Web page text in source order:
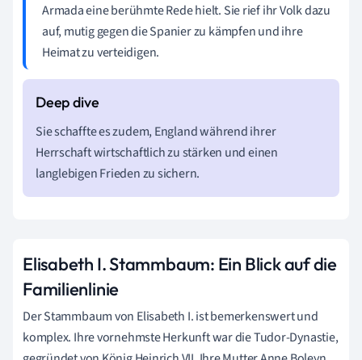
Armada eine berühmte Rede hielt. Sie rief ihr Volk dazu
auf, mutig gegen die Spanier zu kämpfen und ihre
Heimat zu verteidigen.
Sie schaffte es zudem, England während ihrer
Herrschaft wirtschaftlich zu stärken und einen
langlebigen Frieden zu sichern.
Elisabeth I. Stammbaum: Ein Blick auf die
Familienlinie
Der Stammbaum von Elisabeth I. ist bemerkenswert und
komplex. Ihre vornehmste Herkunft war die Tudor-Dynastie,